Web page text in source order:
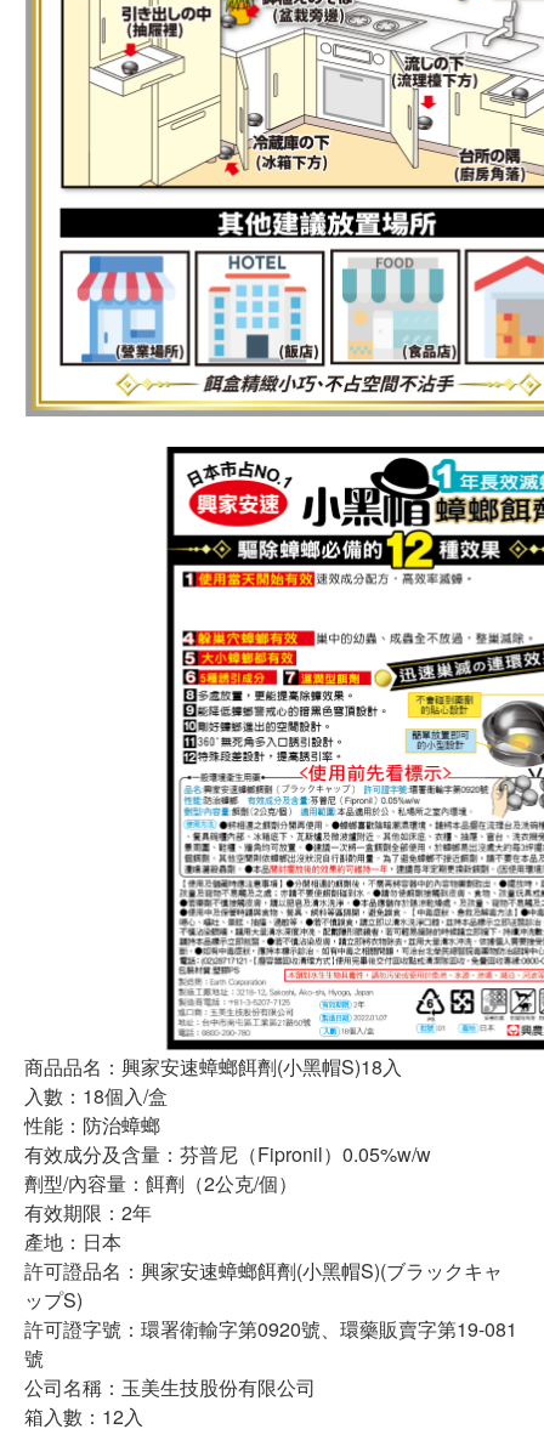
商品品名：興家安速蟑螂餌劑(小黑帽S)18入
入數：18個入/盒
性能：防治蟑螂
有效成分及含量：芬普尼（Fipronil）0.05%w/w
劑型/內容量：餌劑（2公克/個）
有效期限：2年
產地：日本
許可證品名：興家安速蟑螂餌劑(小黑帽S)(ブラックキャ
ップS)
許可證字號：環署衛輸字第0920號、環藥販賣字第19-081
號
公司名稱：玉美生技股份有限公司
箱入數：12入